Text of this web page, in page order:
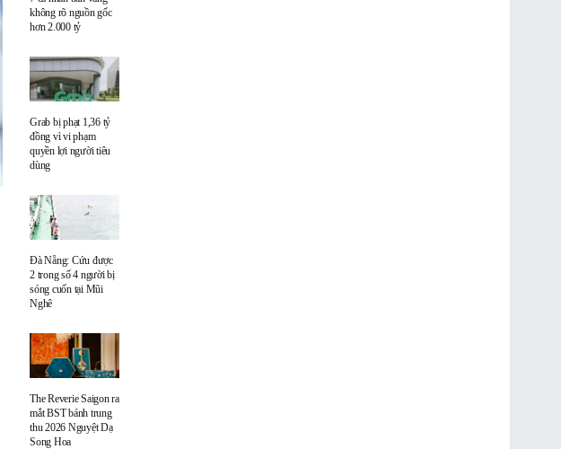
không rõ nguồn gốc
hơn 2.000 tỷ
Grab bị phạt 1,36 tỷ
đồng vì vi phạm
quyền lợi người tiêu
dùng
Đà Nẵng: Cứu được
2 trong số 4 người bị
sóng cuốn tại Mũi
Nghê
The Reverie Saigon ra
mắt BST bánh trung
thu 2026 Nguyệt Dạ
Song Hoa